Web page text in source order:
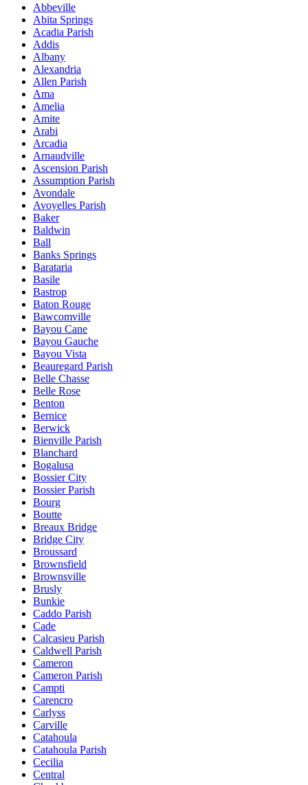
Abbeville
Abita Springs
Acadia Parish
Addis
Albany
Alexandria
Allen Parish
Ama
Amelia
Amite
Arabi
Arcadia
Arnaudville
Ascension Parish
Assumption Parish
Avondale
Avoyelles Parish
Baker
Baldwin
Ball
Banks Springs
Barataria
Basile
Bastrop
Baton Rouge
Bawcomville
Bayou Cane
Bayou Gauche
Bayou Vista
Beauregard Parish
Belle Chasse
Belle Rose
Benton
Bernice
Berwick
Bienville Parish
Blanchard
Bogalusa
Bossier City
Bossier Parish
Bourg
Boutte
Breaux Bridge
Bridge City
Broussard
Brownsfield
Brownsville
Brusly
Bunkie
Caddo Parish
Cade
Calcasieu Parish
Caldwell Parish
Cameron
Cameron Parish
Campti
Carencro
Carlyss
Carville
Catahoula
Catahoula Parish
Cecilia
Central